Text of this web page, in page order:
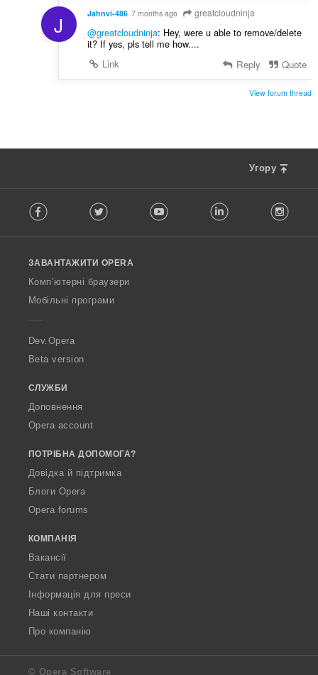
J Jahnvi-486 7 months ago greatcloudninja
@greatcloudninja: Hey, were u able to remove/delete
it? If yes, pls tell me how....
Link
Reply Quote
View forum thread
Угору
o
w
O
p
a
Facebook Twitter Youtube LinkedIn
ЗАВАНТАЖИТИ OPERA
Комп’ютерні браузери
Мобільні програми
Dev.Opera
Beta version
СЛУЖБИ
Доповнення
Opera account
ПОТРІБНА ДОПОМОГА?
Довідка й підтримка
Блоги Opera
Opera forums
КОМПАНІЯ
Вакансії
Стати партнером
Інформація для преси
Наші контакти
Про компанію
© Opera Software